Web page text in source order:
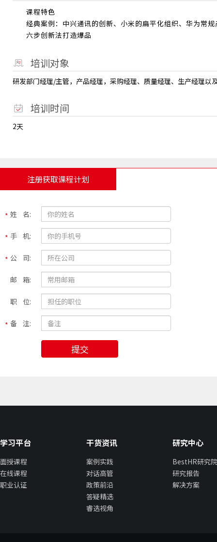
课程特色
经典案例：中兴通讯的创新、小米的扁平化组织、华为常
六步创新法打造爆品
培训对象
研发部门经理/主管，产品经理，采购经理、质量经理、生产经理以
培训时间
2天
注册获取课程计划
姓 名:
手 机:
公 司:
邮 箱:
职 位:
备 注:
提交
学习平台
面授课程
在线课程
职业认证
干货资讯
案例实践
对话高管
政策前沿
答疑精选
睿选视角
研究中心
BestHR研究院
研究报告
解决方案